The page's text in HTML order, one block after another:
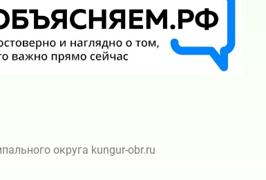
округа kungur-obr.ru